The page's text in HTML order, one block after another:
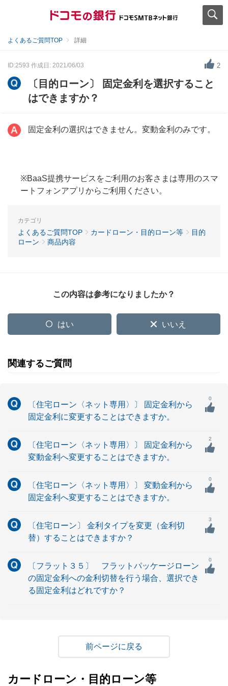
よくあるご質問TOP 詳細
ID:2593 作成日: 2021/06/03 2
〔目的ローン〕 固定金利を選択すること
はできますか？
固定金利の選択はできません。変動金利のみです。
※BaaS提携サービスをご利用のお客さまは専用のスマ
ートフォンアプリからご利用ください。
カテゴリ
よくあるご質問TOP カードローン・目的ローン等
目的
ローン
商品内容
この内容は参考になりましたか？
はい いいえ
関連するご質問
〔住宅ローン〈ネット専用〉〕 固定金利から
固定金利に変更することはできますか。
0
〔住宅ローン〈ネット専用〉〕 固定金利から
変動金利へ変更することはできますか。
2
〔住宅ローン〈ネット専用〉〕 変動金利から
固定金利へ変更することはできますか。
0
〔住宅ローン〕 金利タイプを変更（金利切
替）することはできますか？
3
〔フラット３５〕 フラットパッケージローン
の固定金利への金利切替を行う場合、選択でき
る固定金利はどれですか？
0
戻る
カードローン・目的ローン等